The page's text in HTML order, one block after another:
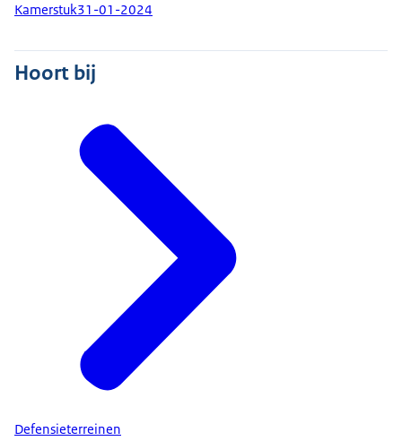
Kamerstuk31-01-2024
Hoort bij
Defensieterreinen